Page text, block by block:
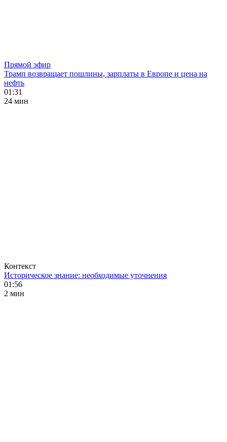
Прямой эфир
Трамп возвращает пошлины, зарплаты в Европе и цена на
нефть
01:31
24 мин
Контекст
Историческое знание: необходимые уточнения
01:56
2 мин